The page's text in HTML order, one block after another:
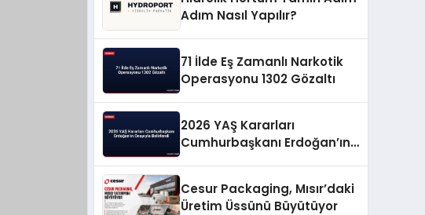
Adım Nasıl Yapılır?
71 İlde Eş Zamanlı Narkotik
Operasyonu 1302 Gözaltı
2026 YAŞ Kararları
Cumhurbaşkanı Erdoğan’ın
Cesur Packaging, Mısır’daki
Üretim Üssünü Büyütüyor